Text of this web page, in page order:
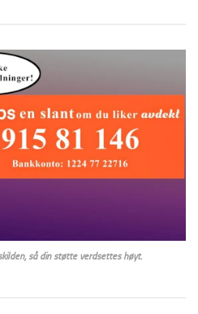
så din støtte verdsettes høyt.